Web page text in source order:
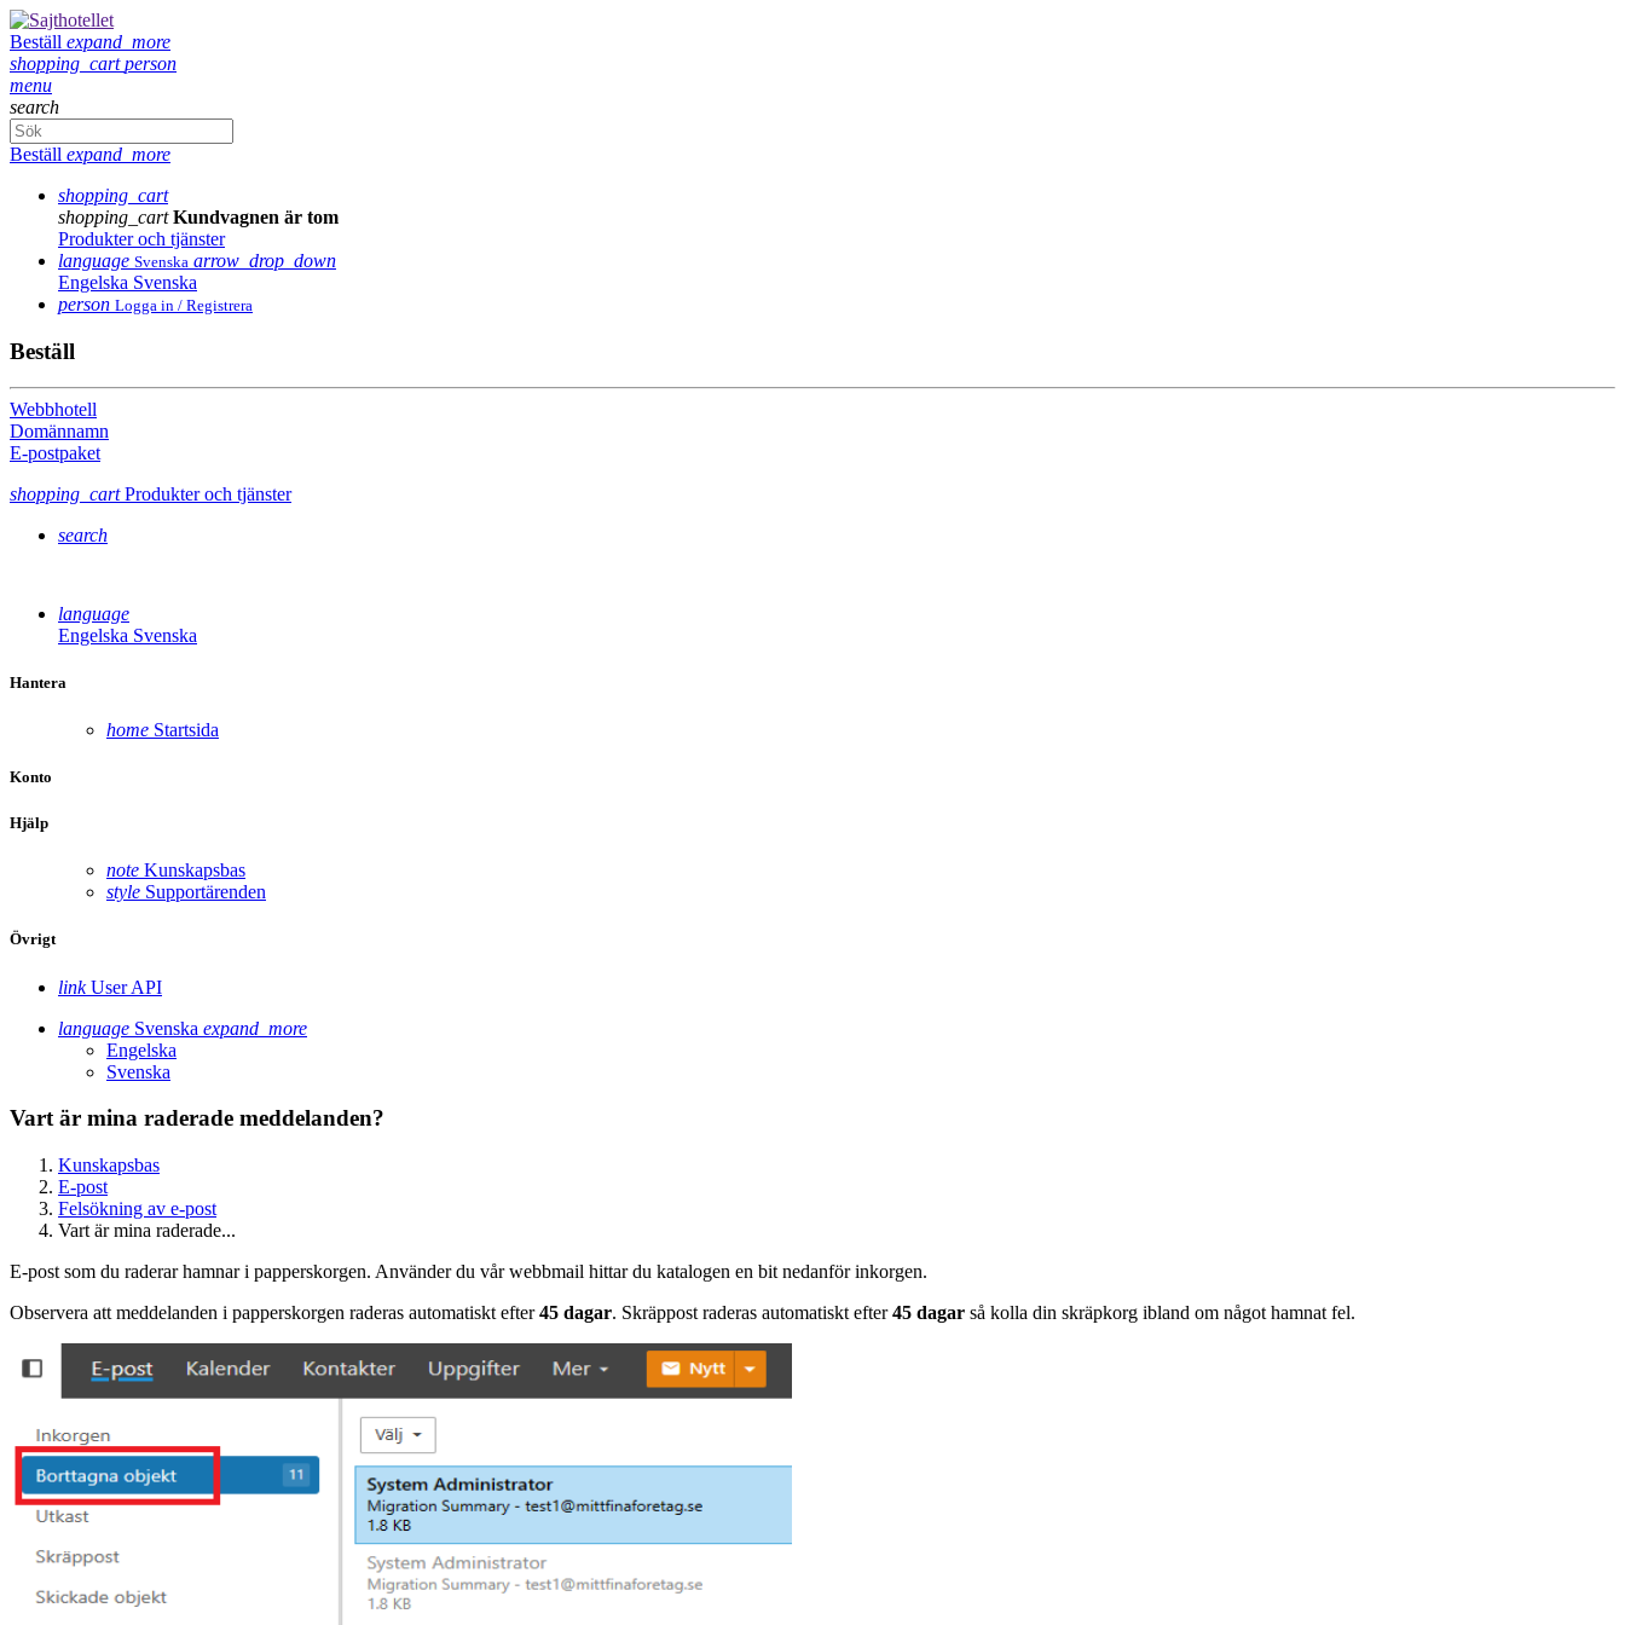
Beställ expand_more
shopping_cart person
menu
search
Beställ expand_more
shopping_cart
shopping_cart Kundvagnen är tom
Produkter och tjänster
language Svenska arrow_drop_down
Engelska Svenska
person Logga in / Registrera
Beställ
Webbhotell
Domännamn
E-postpaket
shopping_cartProdukter och tjänster
search
language
Engelska Svenska
Hantera
home Startsida
Konto
Hjälp
note Kunskapsbas
style Supportärenden
Övrigt
link User API
language Svenska expand_more
Engelska
Svenska
Vart är mina raderade meddelanden?
Kunskapsbas
E-post
Felsökning av e-post
Vart är mina raderade...
E-post som du raderar hamnar i papperskorgen. Använder du vår webbmail hittar du katalogen en bit nedanför inkorgen.
Observera att meddelanden i papperskorgen raderas automatiskt efter45 dagar. Skräppost raderas automatiskt efter45 dagar så kolla din skräpkorg ibland om något hamnat fel.